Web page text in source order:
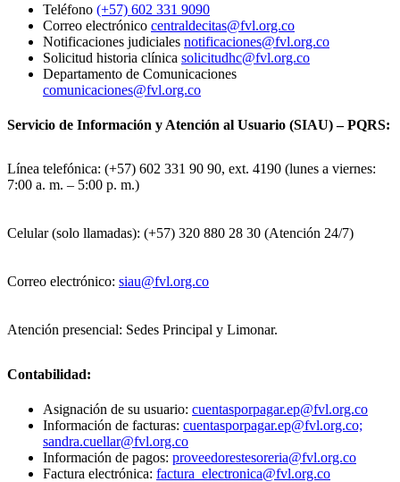
Teléfono (+57) 602 331 9090
Correo electrónico centraldecitas@fvl.org.co
Notificaciones judiciales notificaciones@fvl.org.co
Solicitud historia clínica solicitudhc@fvl.org.co
Departamento de Comunicaciones
comunicaciones@fvl.org.co
Servicio de Información y Atención al Usuario (SIAU) – PQRS:
Línea telefónica: (+57) 602 331 90 90, ext. 4190 (lunes a viernes:
7:00 a. m. – 5:00 p. m.)
Celular (solo llamadas): (+57) 320 880 28 30 (Atención 24/7)
Correo electrónico: siau@fvl.org.co
Atención presencial: Sedes Principal y Limonar.
Contabilidad:
Asignación de su usuario: cuentasporpagar.ep@fvl.org.co
Información de facturas: cuentasporpagar.ep@fvl.org.co;
sandra.cuellar@fvl.org.co
Información de pagos: proveedorestesoreria@fvl.org.co
Factura electrónica: factura_electronica@fvl.org.co